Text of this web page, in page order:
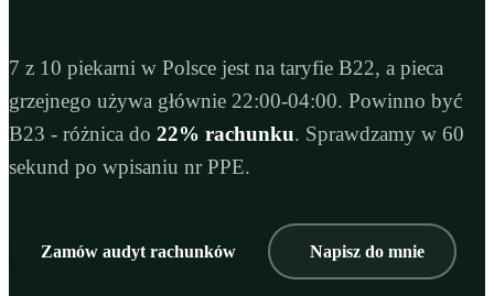
7 z 10 piekarni w Polsce jest na taryfie B22, a pieca
grzejnego używa głównie 22:00-04:00. Powinno być
B23 - różnica do 22% rachunku. Sprawdzamy w 60
sekund po wpisaniu nr PPE.
Zamów audyt rachunków Napisz do mnie